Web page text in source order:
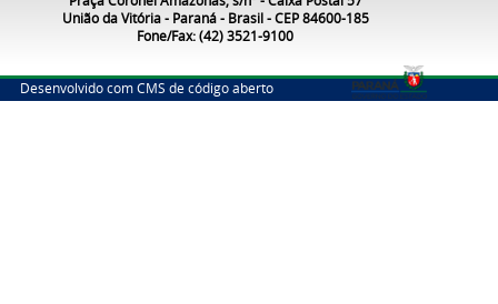
União da Vitória - Paraná - Brasil - CEP 84600-185
Fone/Fax: (42) 3521-9100
Desenvolvido com CMS de código aberto